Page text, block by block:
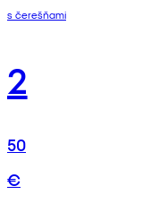
s čerešňami
2
50
€